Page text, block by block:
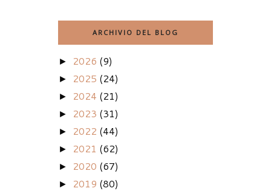
ARCHIVIO DEL BLOG
► 2026 (9)
► 2025 (24)
► 2024 (21)
► 2023 (31)
► 2022 (44)
► 2021 (62)
► 2020 (67)
► 2019 (80)